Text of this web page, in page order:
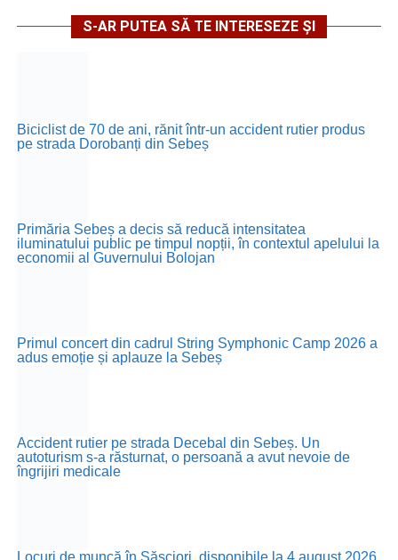
S-AR PUTEA SĂ TE INTERESEZE ȘI
Biciclist de 70 de ani, rănit într-un accident rutier produs
pe strada Dorobanți din Sebeș
Primăria Sebeș a decis să reducă intensitatea
iluminatului public pe timpul nopții, în contextul apelului la
economii al Guvernului Bolojan
Primul concert din cadrul String Symphonic Camp 2026 a
adus emoție și aplauze la Sebeș
Accident rutier pe strada Decebal din Sebeș. Un
autoturism s-a răsturnat, o persoană a avut nevoie de
îngrijiri medicale
Locuri de muncă în Săsciori, disponibile la 4 august 2026.